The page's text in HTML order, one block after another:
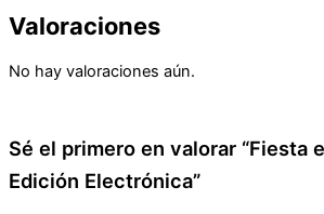
Valoraciones
No hay valoraciones aún.
Sé el primero en valorar “Fiesta
Edición Electrónica”